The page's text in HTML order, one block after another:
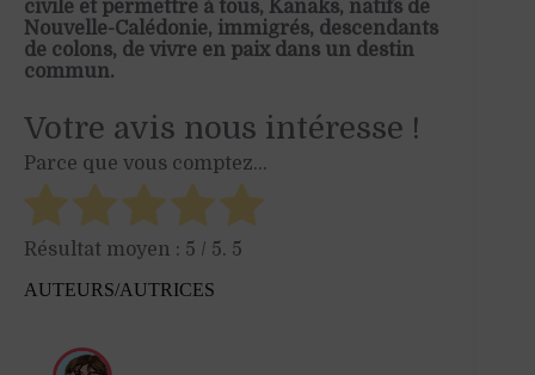
civile et permettre à tous, Kanaks, natifs de
Nouvelle-Calédonie, immigrés, descendants
de colons, de vivre en paix dans un destin
commun.
Votre avis nous intéresse !
Parce que vous comptez...
Résultat moyen : 5 / 5. 5
AUTEURS/AUTRICES